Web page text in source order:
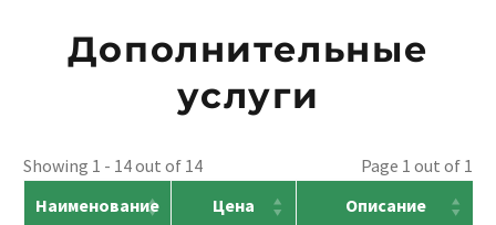
Дополнительные
услуги
Showing 1 - 14 out of 14
Page 1 out of 1
Наименование
Цена Описание